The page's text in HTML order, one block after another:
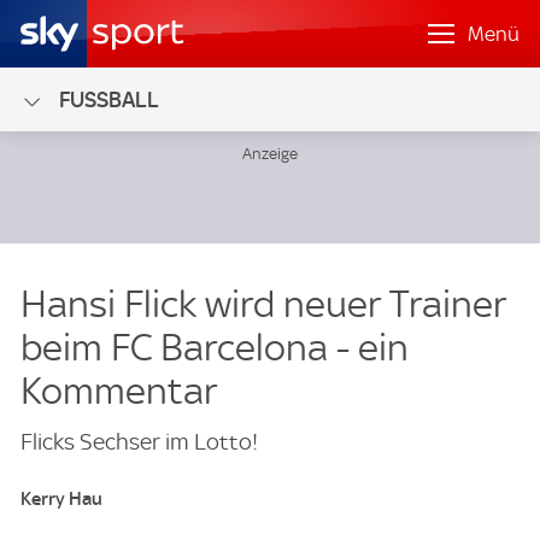
Menü
FUSSBALL
Hansi Flick wird neuer Trainer
beim FC Barcelona - ein
Kommentar
Flicks Sechser im Lotto!
Kerry Hau